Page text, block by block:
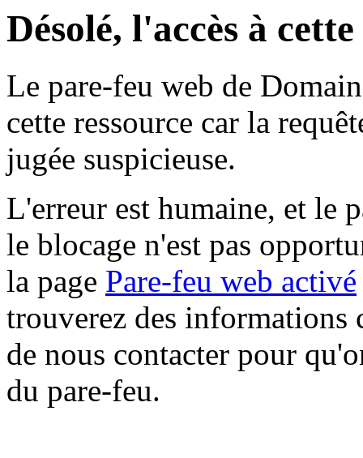
Désolé, l'accès à
Le pare-feu web de
cette ressource car la
jugée suspicieuse.
L'erreur est humaine, et le
le blocage n'est pas
la page Pare-feu web activé
trouverez des informations
de nous contacter pour
du pare-feu.